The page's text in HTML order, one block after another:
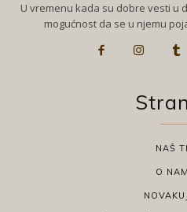
U vremenu kada su dobre vesti u
mogućnost da se u njemu
NAŠ
O